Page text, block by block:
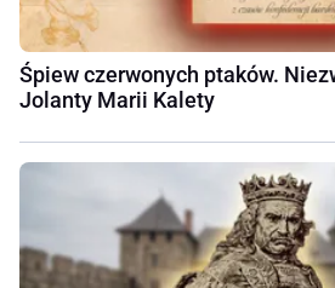
Śpiew czerwonych ptaków.
Jolanty Marii Kalety